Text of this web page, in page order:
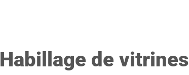
Habillage de vitrines